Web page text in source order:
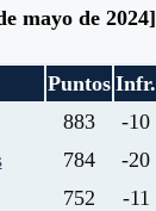
mayo de 2024]
Puntos Infr.
883
-10
784
-20
752
-11